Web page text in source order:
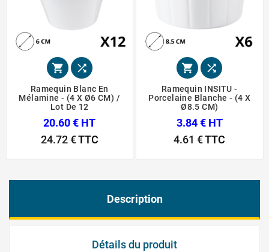
 
Ramequin Blanc En
Mélamine - (4 X Ø6 CM) /
Lot De 12
20.60 € HT
24.72 €TTC
 
Ramequin INSITU -
Porcelaine Blanche - (4 X
Ø8.5 CM)
3.84 € HT
4.61 €TTC
Description
Détails du produit